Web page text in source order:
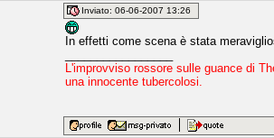
Inviato: 06-06-2007 13:26
In effetti come scena è stata
L'improvviso rossore sulle guance di
una innocente tubercolosi.